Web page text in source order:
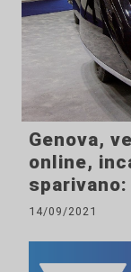
Genova,
online,
14/09/2021